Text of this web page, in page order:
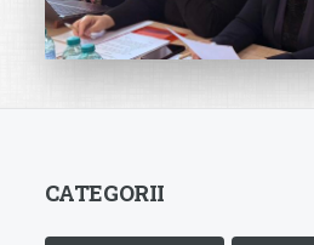
CATEGORII